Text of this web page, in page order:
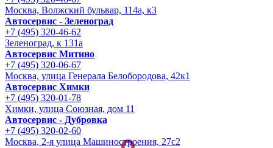
Москва, Волжский бульвар, 114а, к3
Автосервис - Зеленоград
+7 (495) 320-46-62
Зеленоград, к 131а
Автосервис Митино
+7 (495) 320-06-67
Москва, улица Генерала Белобородова, 42к1
Автосервис Химки
+7 (495) 320-01-78
Химки, улица Союзная, дом 11
Автосервис - Дубровка
+7 (495) 320-02-60
Москва, 2-я улица Машиностроения, 27с2